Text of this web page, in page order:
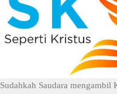
Sudahkah Saudara mengambil